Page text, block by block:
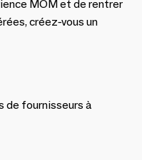
MOM et de rentrer
créez-vous un
de fournisseurs à